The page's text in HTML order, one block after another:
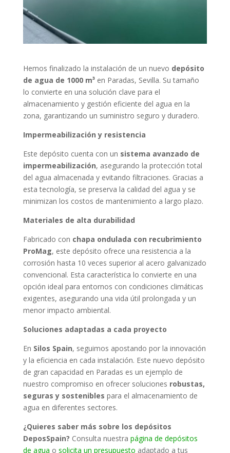
Hemos finalizado la instalación de un nuevo depósito
de agua de 1000 m³en Paradas, Sevilla. Su tamaño
lo convierte en una solución clave para el
almacenamiento y gestión eficiente del agua en la
zona, garantizando un suministro seguro y duradero.
Impermeabilización y resistencia
Este depósito cuenta con un sistema avanzado de
impermeabilización, asegurando la protección total
del agua almacenada y evitando filtraciones. Gracias a
esta tecnología, se preserva la calidad del agua y se
minimizan los costos de mantenimiento a largo plazo.
Materiales de alta durabilidad
Fabricado con chapa ondulada con recubrimiento
ProMag, este depósito ofrece una resistencia a la
corrosión hasta 10 veces superior al acero galvanizado
convencional. Esta característica lo convierte en una
opción ideal para entornos con condiciones climáticas
exigentes, asegurando una vida útil prolongada y un
menor impacto ambiental.
Soluciones adaptadas a cada proyecto
En Silos Spain, seguimos apostando por la innovación
y la eficiencia en cada instalación. Este nuevo depósito
de gran capacidad en Paradas es un ejemplo de
nuestro compromiso en ofrecer soluciones robustas,
seguras y sostenibles para el almacenamiento de
agua en diferentes sectores.
¿Quieres saber más sobre los depósitos
DeposSpain? Consulta nuestra página de depósitos
de agua o solicita un presupuesto adaptado a tus